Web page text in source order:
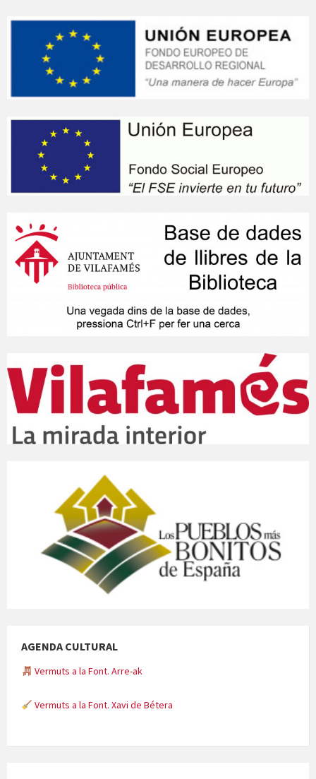
AGENDA CULTURAL
Vermuts a la Font. Arre-ak
Vermuts a la Font. Xavi de Bétera